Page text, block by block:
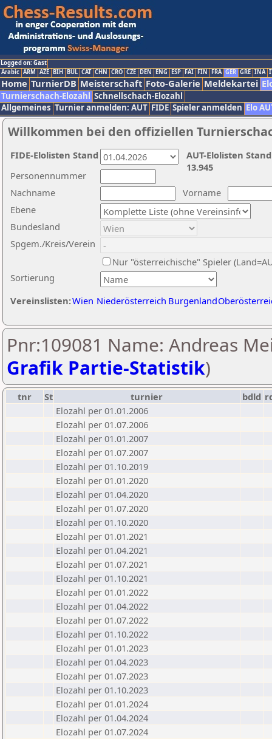
Logged on: Gast
Arabic ARM AZE BIH BUL CAT CHN CRO CZE DEN ENG ESP FAI FIN FRA GER GRE INA
Home TurnierDB Meisterschaft Foto-Galerie Meldekartei
Turnierschach-Elozahl Schnellschach-Elozahl
Allgemeines Turnier anmelden: AUT FIDE Spieler anmelden Elo
Willkommen bei den offiziellen
Nachname
Vorname
Ebene
Sortierung
Personennummer
Bundesland
Spgem./Kreis/Verein
Nur "österreichische" Spieler
Vereinslisten:Wien Niederösterreich Burgenland
AUT-Elolisten
13.945
FIDE-Elolisten Stand
Pnr:109081 Name: Andreas
Grafik Partie-Statistik)
tnr St turnier bdld
Elozahl per 01.01.2006
Elozahl per 01.07.2006
Elozahl per 01.01.2007
Elozahl per 01.07.2007
Elozahl per 01.10.2019
Elozahl per 01.01.2020
Elozahl per 01.04.2020
Elozahl per 01.07.2020
Elozahl per 01.10.2020
Elozahl per 01.01.2021
Elozahl per 01.04.2021
Elozahl per 01.07.2021
Elozahl per 01.10.2021
Elozahl per 01.01.2022
Elozahl per 01.04.2022
Elozahl per 01.07.2022
Elozahl per 01.10.2022
Elozahl per 01.01.2023
Elozahl per 01.04.2023
Elozahl per 01.07.2023
Elozahl per 01.10.2023
Elozahl per 01.01.2024
Elozahl per 01.04.2024
Elozahl per 01.07.2024